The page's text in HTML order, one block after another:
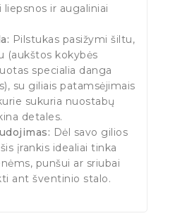
ir augaliniai
Pilstukas pasižymi šiltu,
(aukštos kokybės
specialia danga
su giliais patamsėjimais
sukuria nuostabų
detales.
Dėl savo gilios
įrankis idealiai tinka
punšui ar sriubai
ant šventinio stalo.